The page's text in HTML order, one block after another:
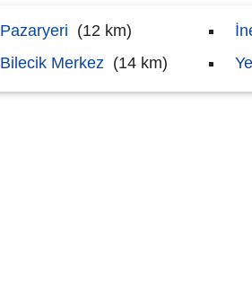
Pazaryeri (12 km)
Bilecik Merkez (14 km)